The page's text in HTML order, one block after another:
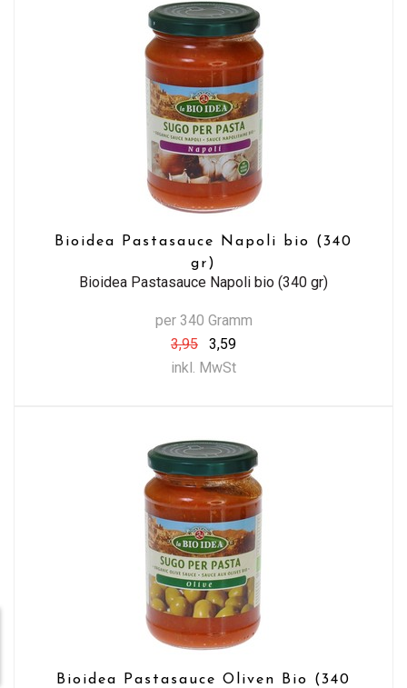
Bioidea Pastasauce Napoli bio (340
gr)
Bioidea Pastasauce Napoli bio (340 gr)
per 340 Gramm
3,95
3,59
inkl. MwSt
Bioidea Pastasauce Oliven Bio (340